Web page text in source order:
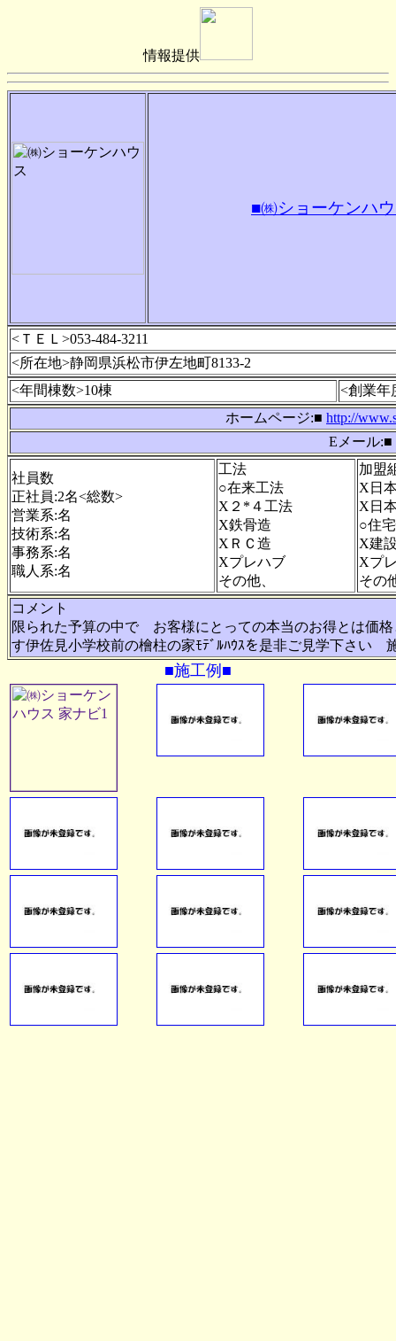
情報提供
■㈱ショーケンハ
<ＴＥＬ>053-484-3211
<所在地>静岡県浜松市伊左地町8133-2
<年間棟数>10棟
<創業年
ホームページ:■ http://
Eメール:■
社員数
正社員:2名<総数>
営業系:名
技術系:名
事務系:名
職人系:名
工法
○在来工法
X２*４工法
X鉄骨造
XＲＣ造
Xプレハブ
その他、
加盟
X日
X日
○住
X建
Xプ
その
コメント
限られた予算の中で お客様にとっての本当のお得とは価
す伊佐見小学校前の檜柱の家ﾓﾃﾞﾙﾊｳｽを是非ご見学下さい
■施工例■